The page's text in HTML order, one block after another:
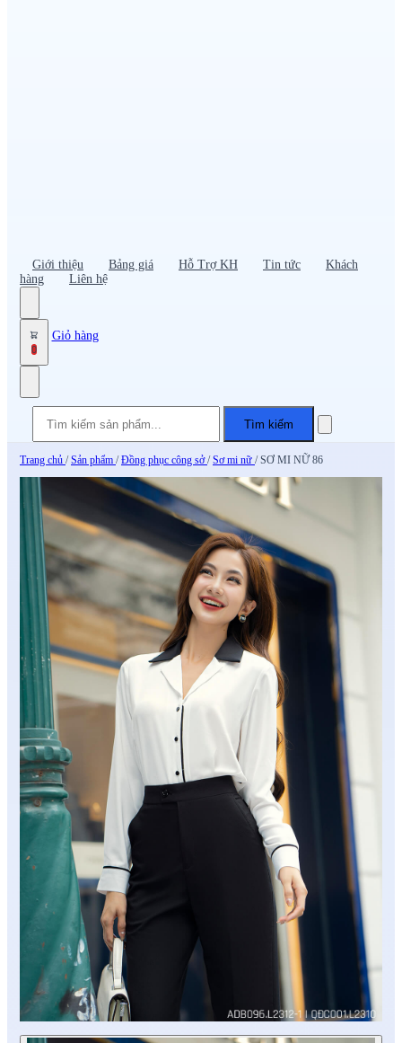
Giới thiệu Bảng giá Hỗ Trợ KH Tin tức
Khách
hàng
Liên hệ
0
Giỏ hàng
Tìm kiếm
Trang chủ / Sản phẩm / Đồng phục công sở/ Sơ mi nữ / SƠ MI NỮ 86